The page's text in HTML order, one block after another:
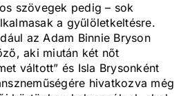
szövegek pedig – sok
a gyűlöletkeltésre.
az Adam Binnie Bryson
aki miután két nőt
váltott” és Isla Brysonként
hivatkozva még